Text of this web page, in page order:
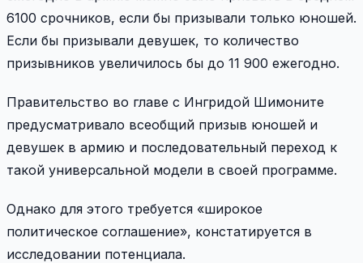
6100 срочников, если бы призывали только юношей.
Если бы призывали девушек, то количество
призывников увеличилось бы до 11 900 ежегодно.
Правительство во главе с Ингридой Шимоните
предусматривало всеобщий призыв юношей и
девушек в армию и последовательный переход к
такой универсальной модели в своей программе.
Однако для этого требуется «широкое
политическое соглашение», констатируется в
исследовании потенциала.